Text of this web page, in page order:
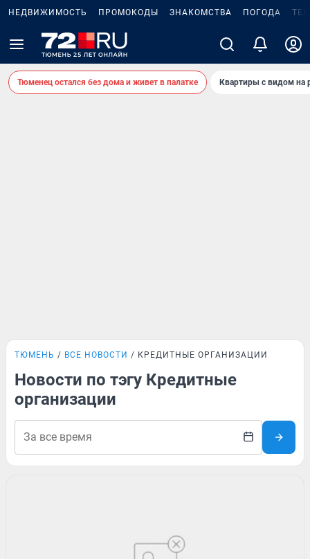
НЕДВИЖИМОСТЬ ПРОМОКОДЫ ЗНАКОМСТВА ПОГОДА
Тюменец остался без дома и живет в палатке Квартиры с видом на
ТЮМЕНЬ ВСЕ НОВОСТИ КРЕДИТНЫЕ ОРГАНИЗАЦИИ
Новости по тэгу Кредитные
организации